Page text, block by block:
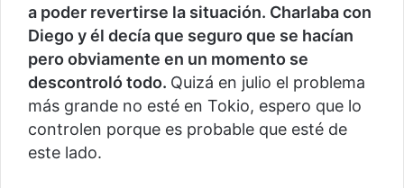
a poder revertirse la situación. Charlaba con
Diego y él decía que seguro que se hacían
pero obviamente en un momento se
descontroló todo. Quizá en julio el problema
más grande no esté en Tokio, espero que lo
controlen porque es probable que esté de
este lado.